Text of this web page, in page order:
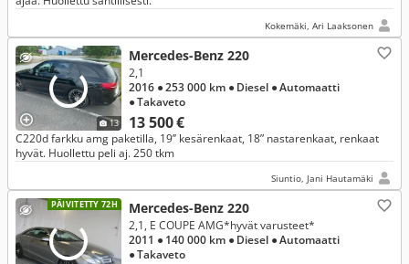
Kokemäki, Ari Laaksonen
13
Mercedes-Benz 220
13 500 €
2,1
2016 ● 253 000 km ● Diesel ● Automaatti
● Takaveto
C220d farkku amg paketilla, 19’’ kesärenkaat, 18” nastarenkaat, renkaat
hyvät. Huollettu peli aj. 250 tkm
Siuntio, Jani Hautamäki
PÄIVITETTY 72H Mercedes-Benz 220
2,1, E COUPE AMG*hyvät varusteet*
2011 ● 140 000 km ● Diesel ● Automaatti
● Takaveto